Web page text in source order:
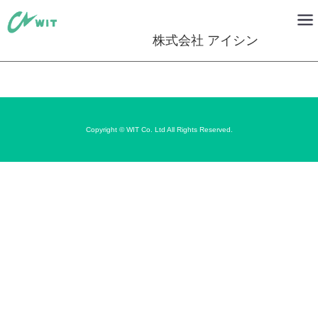
株式会社 アイシン
Copyright © WIT Co. Ltd All Rights Reserved.